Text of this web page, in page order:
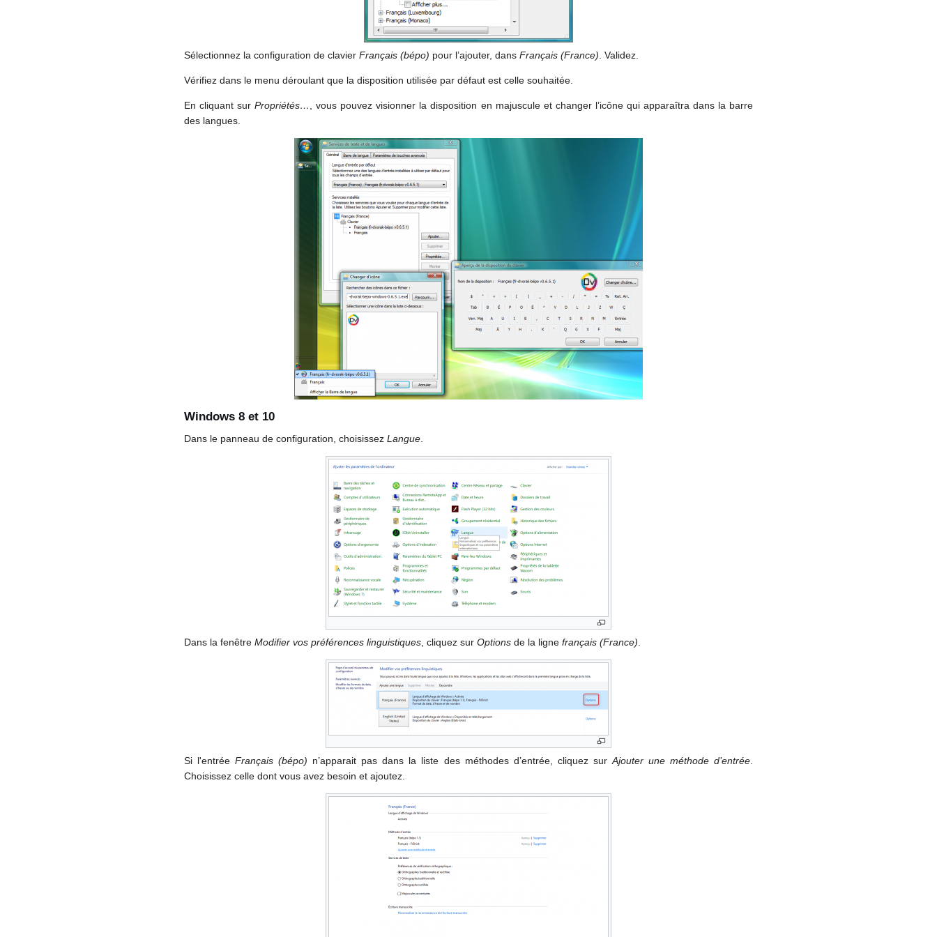
Sélectionnez la configuration de clavier Français (bépo) pour l’ajouter, dans Français (France) . Validez.
Vérifiez dans le menu déroulant que la disposition utilisée par défaut est celle souhaitée.
En cliquant surPropriétés…
, vous pouvez visionner la disposition en majuscule et changer l’icône qui apparaîtra dans la barre
des langues.
Windows 8 et 10
Dans le panneau de configuration, choisissez Langue
Dans la fenêtre Modifier vos préférences linguistiques , cliquez sur Options de la ligne français (France)
Si l'entréeFrançais (bépo) n’apparait pas dans la liste des méthodes d’entrée, cliquez sur Ajouter une méthode d’entrée
Choisissez celle dont vous avez besoin et ajoutez.